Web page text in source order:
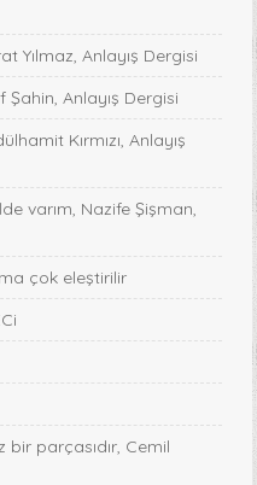
Yılmaz, Anlayış Dergisi
Anlayış Dergisi
Kırmızı, Anlayış
varım, Nazife Şişman,
çok eleştirilir
bir parçasıdır, Cemil